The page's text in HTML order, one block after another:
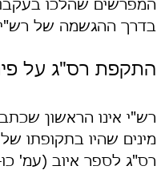
המפרשים שהלכו
בדרך ההגשמה של רש"י,
התקפת רס"ג על
רש"י אינו הראשון
מינים שהיו בתקופתו
רס"ג לספר איוב (עמ'